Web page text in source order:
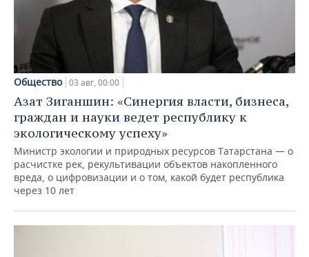
Общество 03 авг, 00:00
Азат Зиганшин: «Синергия власти, бизнеса,
граждан и науки ведет республику к
экологическому успеху»
Министр экологии и природных ресурсов Татарстана — о
расчистке рек, рекультивации объектов накопленного
вреда, о цифровизации и о том, какой будет республика
через 10 лет